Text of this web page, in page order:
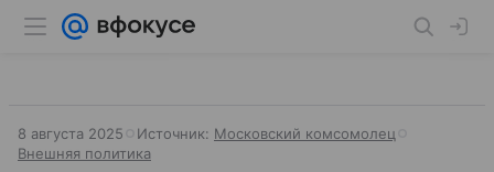
8 августа 2025 Источник: Московский комсомолец
Внешняя политика